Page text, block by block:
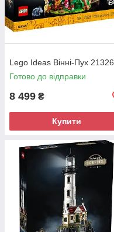
Lego Ideas Вінні-Пух 21326
Готово до відправки
8 499 ₴
Купити